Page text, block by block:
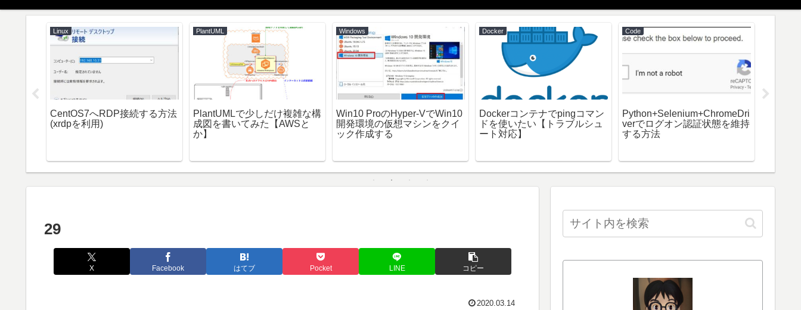
Linux
CentOS7へRDP接続する方法
(xrdpを利用)
PlantUML
PlantUMLで少しだけ複雑な構
成図を書いてみた【AWSと
か】
Windows
Win10 ProのHyper-VでWin10
開発環境の仮想マシンをクイ
ック作成する
Docker
Dockerコンテナでpingコマン
ドを使いたい【トラブルシュ
ート対応】
Code
Python+Selenium+ChromeDri
verでログオン認証状態を維持
する方法
29
X Facebook はてブ Pocket LINE コピー
2020.03.14